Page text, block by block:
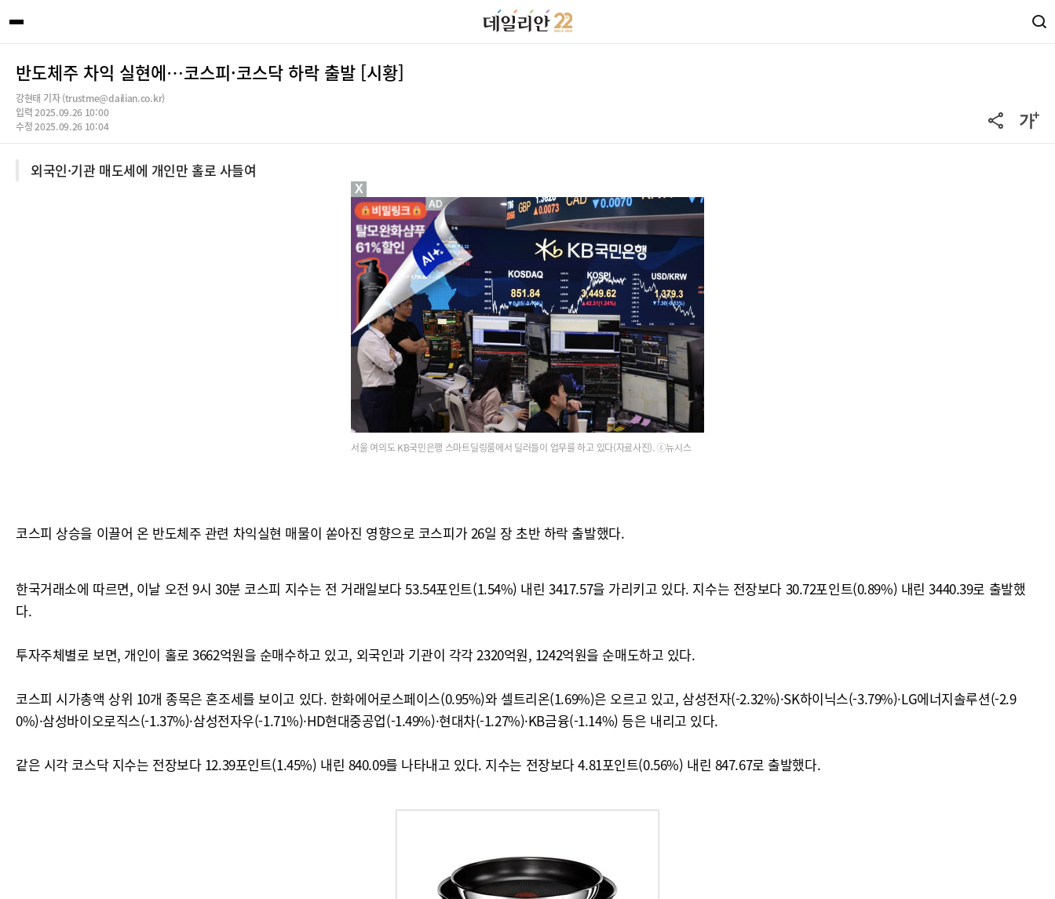
반도체주 차익 실현에…코스피·코스닥 하락 출발 [시황]
강현태 기자 (trustme@dailian.co.kr)
입력 2025.09.26 10:00
수정 2025.09.26 10:04
외국인·기관 매도세에 개인만 홀로 사들여
서울 여의도 KB국민은행 스마트딜링룸에서 딜러들이 업무를 하고 있다(자료사진). ⓒ뉴시스
코스피 상승을 이끌어 온 반도체주 관련 차익실현 매물이 쏟아진 영향으로 코스피가 26일 장 초반 하락 출발했다.
한국거래소에 따르면, 이날 오전 9시 30분 코스피 지수는 전 거래일보다 53.54포인트(1.54%) 내린 3417.57을 가리키고 있다. 지수는 전장보다 30.72포인트(0.89%) 내린 3440.39로 출발했
다.
투자주체별로 보면, 개인이 홀로 3662억원을 순매수하고 있고, 외국인과 기관이 각각 2320억원, 1242억원을 순매도하고 있다.
코스피 시가총액 상위 10개 종목은 혼조세를 보이고 있다. 한화에어로스페이스(0.95%)와 셀트리온(1.69%)은 오르고 있고, 삼성전자(-2.32%)·SK하이닉스(-3.79%)·LG에너지솔루션(-2.9
0%)·삼성바이오로직스(-1.37%)·삼성전자우(-1.71%)·HD현대중공업(-1.49%)·현대차(-1.27%)·KB금융(-1.14%) 등은 내리고 있다.
같은 시각 코스닥 지수는 전장보다 12.39포인트(1.45%) 내린 840.09를 나타내고 있다. 지수는 전장보다 4.81포인트(0.56%) 내린 847.67로 출발했다.
X